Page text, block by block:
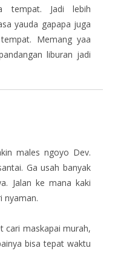
tempat. Jadi lebih
yauda gapapa juga
Memang yaa
liburan jadi
males ngoyo Dev.
Ga usah banyak
Jalan ke mana kaki
nyaman.
cari maskapai murah,
bisa tepat waktu